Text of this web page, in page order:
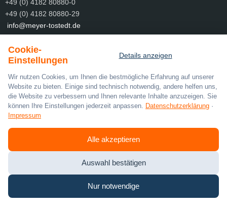
+49 (0) 4182 80880-0
+49 (0) 4182 80880-29
info@meyer-tostedt.de
SOCIAL MEDIA
PARTNER
Cookie-
Einstellungen
Details anzeigen
Wir nutzen Cookies, um Ihnen die bestmögliche Erfahrung auf unserer
Website zu bieten. Einige sind technisch notwendig, andere helfen uns,
die Website zu verbessern und Ihnen relevante Inhalte anzuzeigen. Sie
können Ihre Einstellungen jederzeit anpassen. Datenschutzerklärung ·
Impressum
Alle akzeptieren
Auswahl bestätigen
Nur notwendige